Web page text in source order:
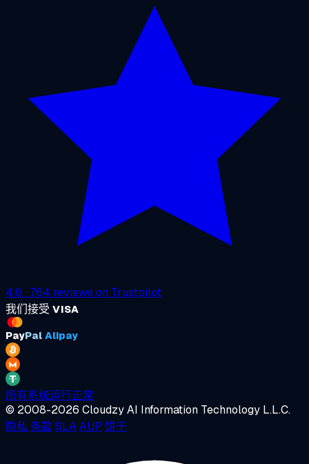
4.6 · 764 reviews on Trustpilot
我们接受 VISA
PayPal Alipay
所有系统运行正常
© 2008-2026 Cloudzy AI Information Technology L.L.C.
隐私 条款SLAAUP 饼干